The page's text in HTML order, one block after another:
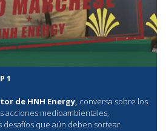
1
de HNH Energy, conversa sobre los
acciones medioambientales,
desafíos que aún deben sortear.